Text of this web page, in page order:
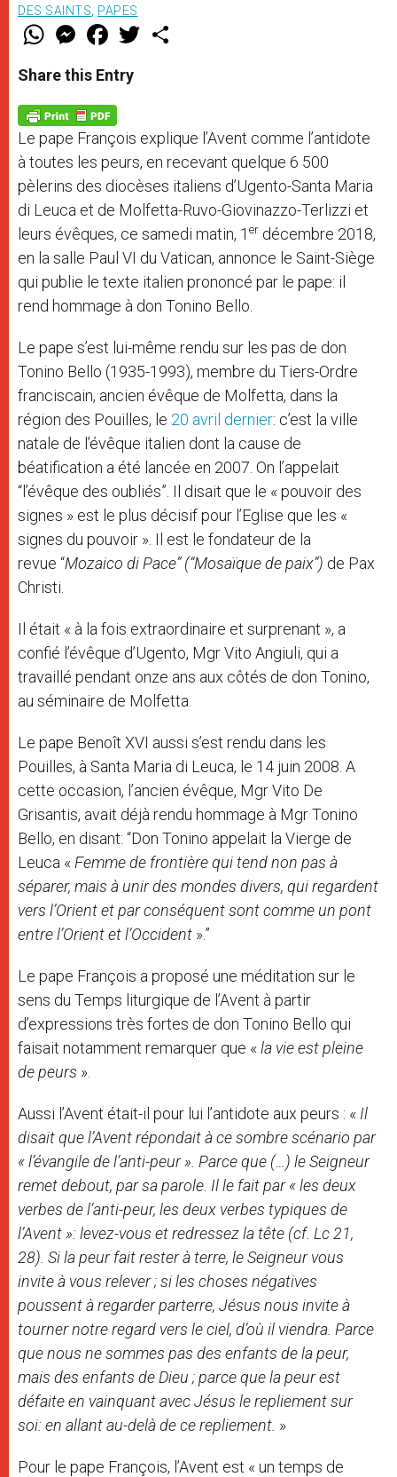
DES SAINTS PAPES
W
t
s
p
p
M
e
s
e
g
e
r
F
a
e
b
o
k
w
Share this Entry
Le pape François explique l’Avent comme l’antidote
à toutes les peurs, en recevant quelque 6 500
pèlerins des diocèses italiens d’Ugento-Santa Maria
di Leuca et de Molfetta-Ruvo-Giovinazzo-Terlizzi et
leurs évêques, ce samedi matin, 1 er décembre 2018,
en la salle Paul VI du Vatican, annonce le Saint-Siège
qui publie le texte italien prononcé par le pape: il
rend hommage à don Tonino Bello.
Le pape s’est lui-même rendu sur les pas de don
Tonino Bello (1935-1993), membre du Tiers-Ordre
franciscain, ancien évêque de Molfetta, dans la
région des Pouilles, le 20 avril dernier: c’est la ville
natale de l’évêque italien dont la cause de
béatification a été lancée en 2007. On l’appelait
“l’évêque des oubliés”. Il disait que le « pouvoir des
signes » est le plus décisif pour l’Eglise que les «
signes du pouvoir ». Il est le fondateur de la
revue “Mozaico di Pace” (“Mosaïque de paix”) de Pax
Christi.
Il était « à la fois extraordinaire et surprenant », a
confié l’évêque d’Ugento, Mgr Vito Angiuli, qui a
travaillé pendant onze ans aux côtés de don Tonino,
au séminaire de Molfetta.
Le pape Benoît XVI aussi s’est rendu dans les
Pouilles, à Santa Maria di Leuca, le 14 juin 2008. A
cette occasion, l’ancien évêque, Mgr Vito De
Grisantis, avait déjà rendu hommage à Mgr Tonino
Bello, en disant: “Don Tonino appelait la Vierge de
Leuca « Femme de frontière qui tend non pas à
séparer, mais à unir des mondes divers, qui regardent
vers l’Orient et par conséquent sont comme un pont
entre l’Orient et l’Occident ».”
Le pape François a proposé une méditation sur le
sens du Temps liturgique de l’Avent à partir
d’expressions très fortes de don Tonino Bello qui
faisait notamment remarquer que « la vie est pleine
de peurs ».
Aussi l’Avent était-il pour lui l’antidote aux peurs : « Il
disait que l’Avent répondait à ce sombre scénario par
« l’évangile de l’anti-peur ». Parce que (…) le Seigneur
remet debout, par sa parole. Il le fait par « les deux
verbes de l’anti-peur, les deux verbes typiques de
l’Avent »: levez-vous et redressez la tête (cf. Lc 21,
28). Si la peur fait rester à terre, le Seigneur vous
invite à vous relever ; si les choses négatives
poussent à regarder parterre, Jésus nous invite à
tourner notre regard vers le ciel, d’où il viendra. Parce
que nous ne sommes pas des enfants de la peur,
mais des enfants de Dieu ; parce que la peur est
défaite en vainquant avec Jésus le repliement sur
soi: en allant au-delà de ce repliement. »
Pour le pape François, l’Avent est « un temps de